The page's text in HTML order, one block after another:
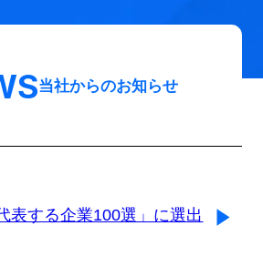
当社からのお知らせ
表する企業100選」に選出